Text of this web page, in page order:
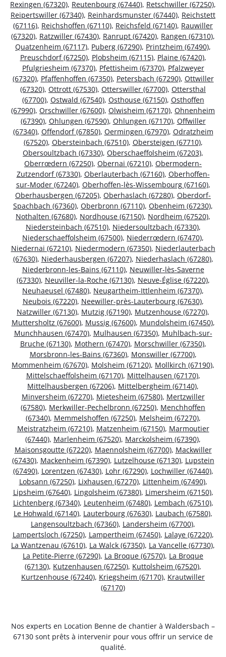
Rexingen (67320), Reutenbourg (67440), Retschwiller (67250),
Reipertswiller (67340), Reinhardsmunster (67440), Reichstett
(67116), Reichshoffen (67110), Reichsfeld (67140), Rauwiller
(67320), Ratzwiller (67430), Ranrupt (67420), Rangen (67310),
Quatzenheim (67117), Puberg (67290), Printzheim (67490),
Preuschdorf (67250), Plobsheim (67115), Plaine (67420),
Pfulgriesheim (67370), Pfettisheim (67370), Pfalzweyer
(67320), Pfaffenhoffen (67350), Petersbach (67290), Ottwiller
(67320), Ottrott (67530), Otterswiller (67700), Ottersthal
(67700), Ostwald (67540), Osthouse (67150), Osthoffen
(67990), Orschwiller (67600), Olwisheim (67170), Ohnenheim
(67390), Ohlungen (67590), Ohlungen (67170), Offwiller
(67340), Offendorf (67850), Oermingen (67970), Odratzheim
(67520), Obersteinbach (67510), Obersteigen (67710),
Obersoultzbach (67330), Oberschaeffolsheim (67203),
Oberrœdern (67250), Obernai (67210), Obermodern-
Zutzendorf (67330), Oberlauterbach (67160), Oberhoffen-
sur-Moder (67240), Oberhoffen-lès-Wissembourg (67160),
Oberhausbergen (67205), Oberhaslach (67280), Oberdorf-
Spachbach (67360), Oberbronn (67110), Obenheim (67230),
Nothalten (67680), Nordhouse (67150), Nordheim (67520),
Niedersteinbach (67510), Niedersoultzbach (67330),
Niederschaeffolsheim (67500), Niederrœdern (67470),
Niedernai (67210), Niedermodern (67350), Niederlauterbach
(67630), Niederhausbergen (67207), Niederhaslach (67280),
Niederbronn-les-Bains (67110), Neuwiller-lès-Saverne
(67330), Neuviller-la-Roche (67130), Neuve-Église (67220),
Neuhaeusel (67480), Neugartheim-Ittlenheim (67370),
Neubois (67220), Neewiller-près-Lauterbourg (67630),
Natzwiller (67130), Mutzig (67190), Mutzenhouse (67270),
Muttersholtz (67600), Mussig (67600), Mundolsheim (67450),
Munchhausen (67470), Mulhausen (67350), Muhlbach-sur-
Bruche (67130), Mothern (67470), Morschwiller (67350),
Morsbronn-les-Bains (67360), Monswiller (67700),
Mommenheim (67670), Molsheim (67120), Mollkirch (67190),
Mittelschaeffolsheim (67170), Mittelhausen (67170),
Mittelhausbergen (67206), Mittelbergheim (67140),
Minversheim (67270), Mietesheim (67580), Mertzwiller
(67580), Merkwiller-Pechelbronn (67250), Menchhoffen
(67340), Memmelshoffen (67250), Melsheim (67270),
Meistratzheim (67210), Matzenheim (67150), Marmoutier
(67440), Marlenheim (67520), Marckolsheim (67390),
Maisonsgoutte (67220), Maennolsheim (67700), Mackwiller
(67430), Mackenheim (67390), Lutzelhouse (67130), Lupstein
(67490), Lorentzen (67430), Lohr (67290), Lochwiller (67440),
Lobsann (67250), Lixhausen (67270), Littenheim (67490),
Lipsheim (67640), Lingolsheim (67380), Limersheim (67150),
Lichtenberg (67340), Leutenheim (67480), Lembach (67510),
Le Hohwald (67140), Lauterbourg (67630), Laubach (67580),
Langensoultzbach (67360), Landersheim (67700),
Lampertsloch (67250), Lampertheim (67450), Lalaye (67220),
La Wantzenau (67610), La Walck (67350), La Vancelle (67730),
La Petite-Pierre (67290), La Broque (67570), La Broque
(67130), Kutzenhausen (67250), Kuttolsheim (67520),
Kurtzenhouse (67240), Kriegsheim (67170), Krautwiller
(67170)
Nos experts en Location Benne de chantier à Waldersbach –
67130 sont prêts à intervenir pour vous offrir un service de
qualité.